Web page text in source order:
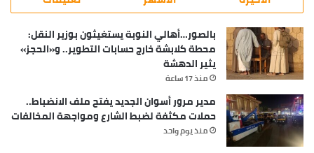
بالصور…أهالي النوبة يستغيثون بوزير النقل:
محطة كلابشة خارج حسابات التطوير.. و«الحجز»
يثير الدهشة
منذ 17 ساعة
مدير مرور أسوان الجديد يفتح ملف الانضباط..
حملات مكثفة لضبط الشارع ومواجهة المخالفات
منذ يوم واحد